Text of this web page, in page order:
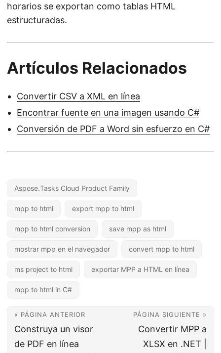
horarios se exportan como tablas HTML
estructuradas.
Artículos Relacionados
Convertir CSV a XML en línea
Encontrar fuente en una imagen usando C#
Conversión de PDF a Word sin esfuerzo en C#
Aspose.Tasks Cloud Product Family
mpp to html export mpp to html
mpp to html conversion save mpp as html
mostrar mpp en el navegador convert mpp to html
ms project to html exportar MPP a HTML en línea
mpp to html in C#
« PÁGINA ANTERIOR
Construya un visor
de PDF en línea
PÁGINA SIGUIENTE »
Convertir MPP a
XLSX en .NET |